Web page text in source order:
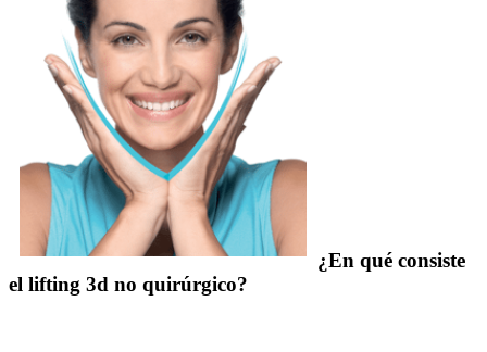
¿En qué consiste
el lifting 3d no quirúrgico?